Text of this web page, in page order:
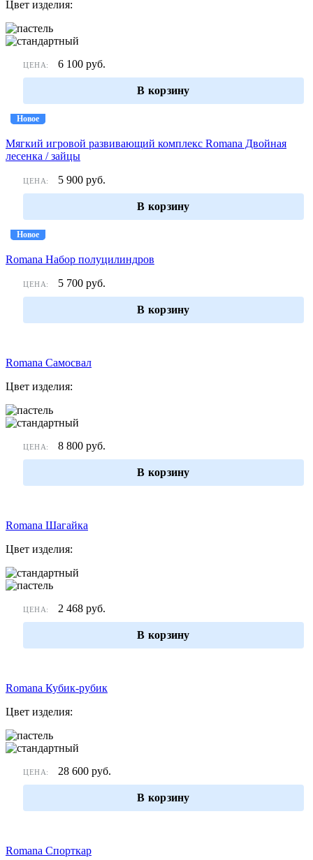
Цвет изделия:
ЦЕНА: 6 100 руб.
В корзину
Новое
Новое
Мягкий игровой развивающий комплекс Romana Двойная
лесенка / зайцы
ЦЕНА: 5 900 руб.
В корзину
Новое
Новое
Romana Набор полуцилиндров
ЦЕНА: 5 700 руб.
В корзину
Romana Самосвал
Цвет изделия:
ЦЕНА: 8 800 руб.
В корзину
Romana Шагайка
Цвет изделия:
ЦЕНА: 2 468 руб.
В корзину
Romana Кубик-рубик
Цвет изделия:
ЦЕНА: 28 600 руб.
В корзину
Romana Спорткар